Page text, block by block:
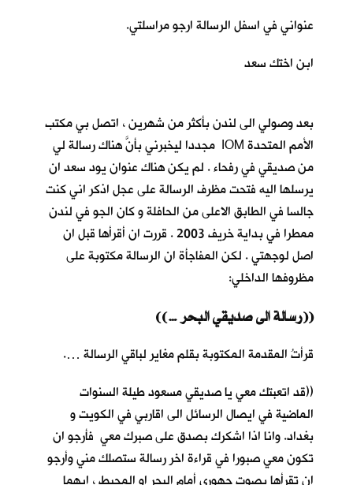
عنواني في اسفل الرسالة ارجو مراسلتي.
ابن اختك سعد
بعد وصولي الى لندن بأكثر من شهرين ، اتصل بي مكتب
الأمم المتحدة IOM مجددا ليخبرني بأنَّ هناك رسالة لي
من صديقي في رفحاء . لم يكن هناك عنوان يود سعد ان
يرسلها اليه فتحت مظرف الرسالة على عجل اذكر اني كنت
جالسا في الطابق الاعلى من الحافلة و كان الجو في لندن
ممطرا في بداية خريف 2003 . قررت ان أقرأها قبل ان
اصل لوجهتي . لكن المفاجأة ان الرسالة مكتوبة على
مظروفها الداخلي:
((… رسالة الى صديقي البحر))
قرأتُ المقدمة المكتوبة بقلم مغاير لباقي الرسالة ….
((قد اتعبتك معي يا صديقي مسعود طيلة السنوات
الماضية في ايصال الرسائل الى اقاربي في الكويت و
بغداد. وانا اذا اشكرك بصدق على صبرك معي فأرجو ان
تكون معي صبورا في قراءة اخر رسالة ستصلك مني وأرجو